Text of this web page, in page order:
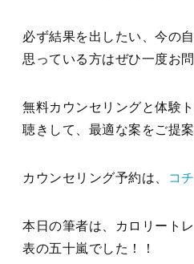
必ず結果を出したい、今の
思っている方はぜひ一度お
無料カウンセリングと体験
聴きして、最適な案をご提案
カウンセリング予約は、 コ
本日の筆者は、カロリート
表の五十嵐でした！！